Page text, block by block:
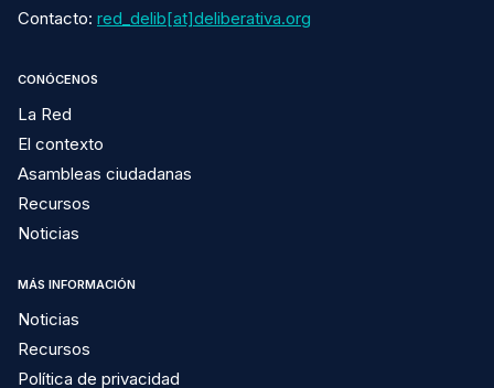
Contacto: red_delib[at]deliberativa.org
CONÓCENOS
La Red
El contexto
Asambleas ciudadanas
Recursos
Noticias
MÁS INFORMACIÓN
Noticias
Recursos
Política de privacidad